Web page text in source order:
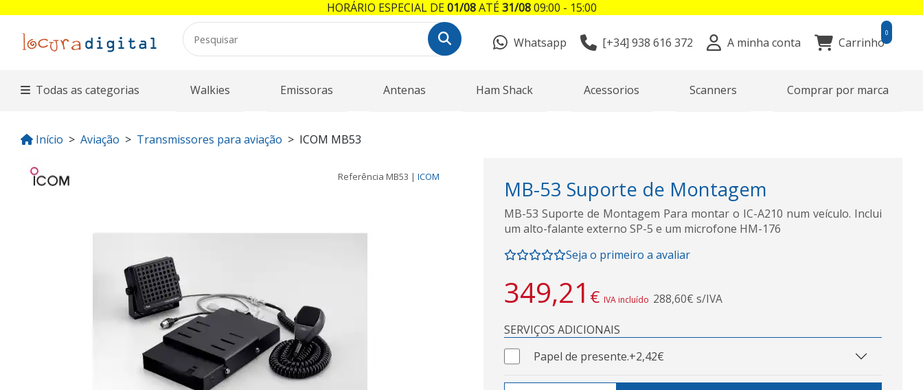
Whatsapp [+34] 938 616 372 A minha conta Carrinho
0
Todas as categorias Walkies Emissoras Antenas Ham Shack Acessorios Scanners Comprar por marca
Início Aviação Transmissores para aviação ICOM MB53
Referência MB53 | ICOM MB-53 Suporte de Montagem
MB-53 Suporte de Montagem Para montar o IC-A210 num veículo. Inclui
um alto-falante externo SP-5 e um microfone HM-176
Seja o primeiro a avaliar
349,21 € IVA incluído 288,60€ s/IVA
SERVIÇOS ADICIONAIS
Papel de presente.+2,42€
HORÁRIO ESPECIAL DE01/08ATÉ31/0809:00 - 15:00